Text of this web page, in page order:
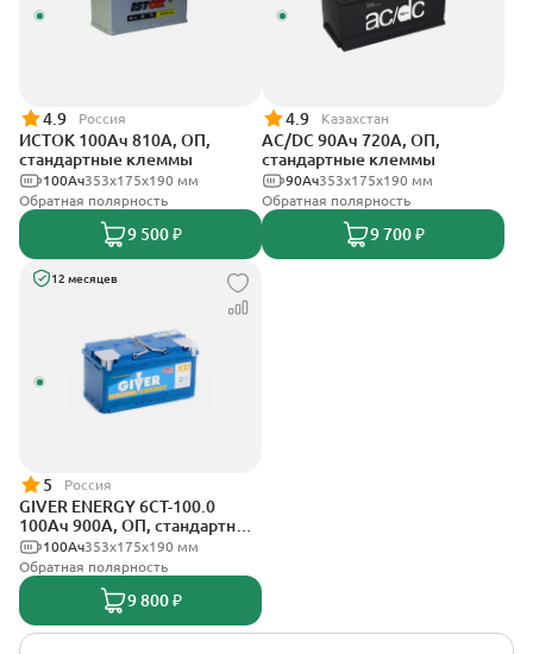
4.9 Россия
ИСТОК 100Ач 810А, ОП,
стандартные клеммы
353х175х190 мм
100Ач
Обратная полярность
9 500 ₽
4.9 Казахстан
AC/DC 90Ач 720А, ОП,
стандартные клеммы
353х175х190 мм
90Ач
Обратная полярность
9 700 ₽
12 месяцев
5 Россия
GIVER ENERGY 6СТ-100.0
100Ач 900А, ОП, стандартные
клеммы353х175х190 мм
100Ач
Обратная полярность
9 800 ₽